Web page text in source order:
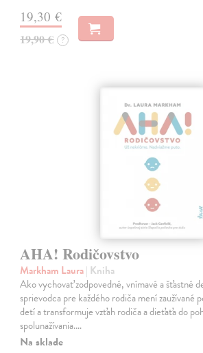
19,30 €
19,90 € ?
AHA! Rodičovstvo
Markham Laura| Kniha
Ako vychovať zodpovedné, vnímavé a šťastné
sprievodca pre každého rodiča mení zaužívané
detí a transformuje vzťah rodiča a dieťaťa do
spolunažívania.…
Na sklade